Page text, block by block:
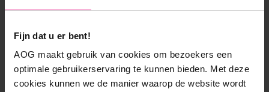
Fijn dat u er bent!
AOG maakt gebruik van cookies om bezoekers een
optimale gebruikerservaring te kunnen bieden. Met deze
cookies kunnen we de manier waarop de website wordt
Echte doeners die nu ook
reflecteren